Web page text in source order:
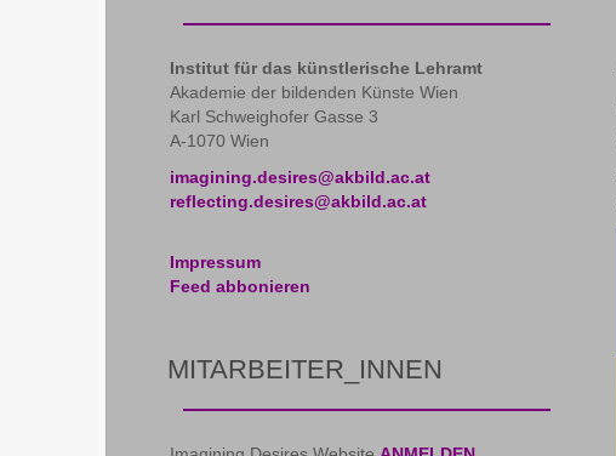
Institut für das künstlerische Lehramt
Akademie der bildenden Künste Wien
Karl Schweighofer Gasse 3
A-1070 Wien
imagining.desires@akbild.ac.at
reflecting.desires@akbild.ac.at
Impressum
Feed abbonieren
MITARBEITER_INNEN